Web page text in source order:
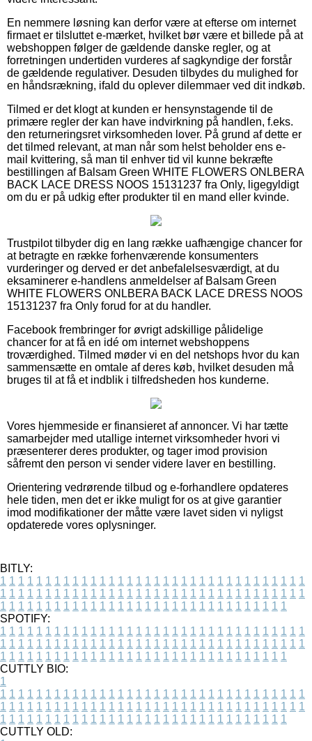
En nemmere løsning kan derfor være at efterse om internet
firmaet er tilsluttet e-mærket, hvilket bør være et billede på at
webshoppen følger de gældende danske regler, og at
forretningen undertiden vurderes af sagkyndige der forstår
de gældende regulativer. Desuden tilbydes du mulighed for
en håndsrækning, ifald du oplever dilemmaer ved dit indkøb.
Tilmed er det klogt at kunden er hensynstagende til de
primære regler der kan have indvirkning på handlen, f.eks.
den returneringsret virksomheden lover. På grund af dette er
det tilmed relevant, at man når som helst beholder ens e-
mail kvittering, så man til enhver tid vil kunne bekræfte
bestillingen af Balsam Green WHITE FLOWERS ONLBERA
BACK LACE DRESS NOOS 15131237 fra Only, ligegyldigt
om du er på udkig efter produkter til en mand eller kvinde.
Trustpilot tilbyder dig en lang række uafhængige chancer for
at betragte en række forhenværende konsumenters
vurderinger og derved er det anbefalelsesværdigt, at du
eksaminerer e-handlens anmeldelser af Balsam Green
WHITE FLOWERS ONLBERA BACK LACE DRESS NOOS
15131237 fra Only forud for at du handler.
Facebook frembringer for øvrigt adskillige pålidelige
chancer for at få en idé om internet webshoppens
troværdighed. Tilmed møder vi en del netshops hvor du kan
sammensætte en omtale af deres køb, hvilket desuden må
bruges til at få et indblik i tilfredsheden hos kunderne.
Vores hjemmeside er finansieret af annoncer. Vi har tætte
samarbejder med utallige internet virksomheder hvori vi
præsenterer deres produkter, og tager imod provision
såfremt den person vi sender videre laver en bestilling.
Orientering vedrørende tilbud og e-forhandlere opdateres
hele tiden, men det er ikke muligt for os at give garantier
imod modifikationer der måtte være lavet siden vi nyligst
opdaterede vores oplysninger.
BITLY:
1 1 1 1 1 1 1 1 1 1 1 1 1 1 1 1 1 1 1 1 1 1 1 1 1 1 1 1 1 1 1 1 1 1
1 1 1 1 1 1 1 1 1 1 1 1 1 1 1 1 1 1 1 1 1 1 1 1 1 1 1 1 1 1 1 1 1 1
1 1 1 1 1 1 1 1 1 1 1 1 1 1 1 1 1 1 1 1 1 1 1 1 1 1 1 1 1 1 1 1
SPOTIFY:
1 1 1 1 1 1 1 1 1 1 1 1 1 1 1 1 1 1 1 1 1 1 1 1 1 1 1 1 1 1 1 1 1 1
1 1 1 1 1 1 1 1 1 1 1 1 1 1 1 1 1 1 1 1 1 1 1 1 1 1 1 1 1 1 1 1 1 1
1 1 1 1 1 1 1 1 1 1 1 1 1 1 1 1 1 1 1 1 1 1 1 1 1 1 1 1 1 1 1 1
CUTTLY BIO:
1
1 1 1 1 1 1 1 1 1 1 1 1 1 1 1 1 1 1 1 1 1 1 1 1 1 1 1 1 1 1 1 1 1 1
1 1 1 1 1 1 1 1 1 1 1 1 1 1 1 1 1 1 1 1 1 1 1 1 1 1 1 1 1 1 1 1 1 1
1 1 1 1 1 1 1 1 1 1 1 1 1 1 1 1 1 1 1 1 1 1 1 1 1 1 1 1 1 1 1 1
CUTTLY OLD: